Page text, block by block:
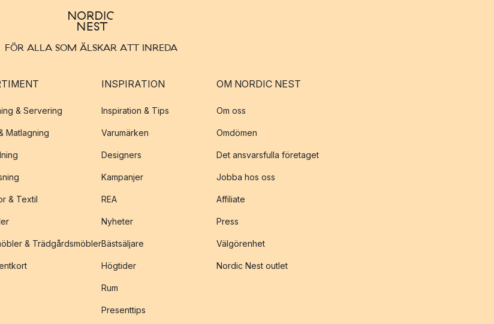
FÖR ALLA SOM ÄLSKAR ATT INREDA
& Servering
Matlagning
& Textil
& Trädgårdsmöbler
INSPIRATION
Inspiration & Tips
Varumärken
Designers
Kampanjer
REA
Nyheter
Bästsäljare
Högtider
Rum
Presenttips
OM NORDIC NEST
Om oss
Omdömen
Det ansvarsfulla företaget
Jobba hos oss
Affiliate
Press
Välgörenhet
Nordic Nest outlet